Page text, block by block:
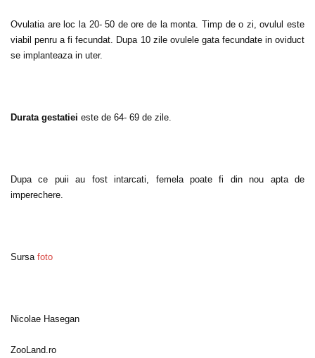
Ovulatia are loc la 20- 50 de ore de la monta. Timp de o zi, ovulul este
viabil penru a fi fecundat. Dupa 10 zile ovulele gata fecundate in oviduct
se implanteaza in uter.
Durata gestatiei este de 64- 69 de zile.
Dupa ce puii au fost intarcati, femela poate fi din nou apta de
imperechere.
Sursa foto
Nicolae Hasegan
ZooLand.ro